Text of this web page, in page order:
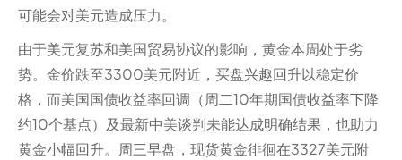
可能会对美元造成压力。
由于美元复苏和美国贸易协议的影响，黄金本周处于劣
势。金价跌至3300美元附近，买盘兴趣回升以稳定价
格，而美国国债收益率回调（周二10年期国债收益率下降
约10个基点）及最新中美谈判未能达成明确结果，也助力
黄金小幅回升。周三早盘，现货黄金徘徊在3327美元附